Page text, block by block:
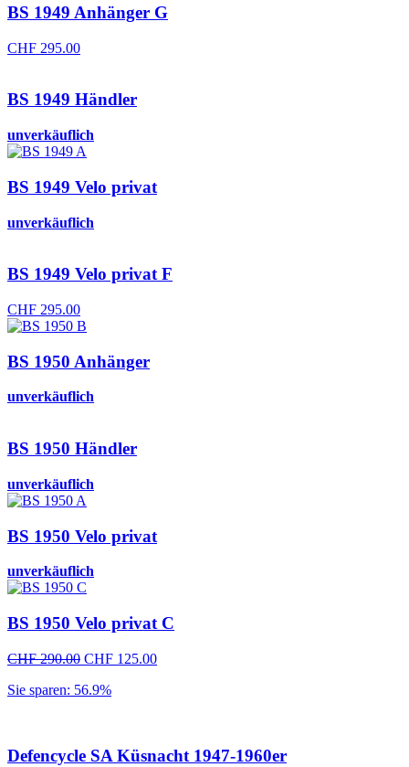
BS 1949 Anhänger G
CHF 295.00
BS 1949 Händler
unverkäuflich
BS 1949 Velo privat
unverkäuflich
BS 1949 Velo privat F
CHF 295.00
BS 1950 Anhänger
unverkäuflich
BS 1950 Händler
unverkäuflich
BS 1950 Velo privat
unverkäuflich
BS 1950 Velo privat C
CHF290.00 Ursprünglicher
war:
CHF 125.00Aktueller
Sie sparen: 56.9%
Defencycle SA Küsnacht 1947-1960er